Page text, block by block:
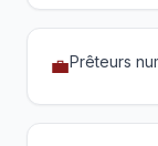
💼Prêteurs